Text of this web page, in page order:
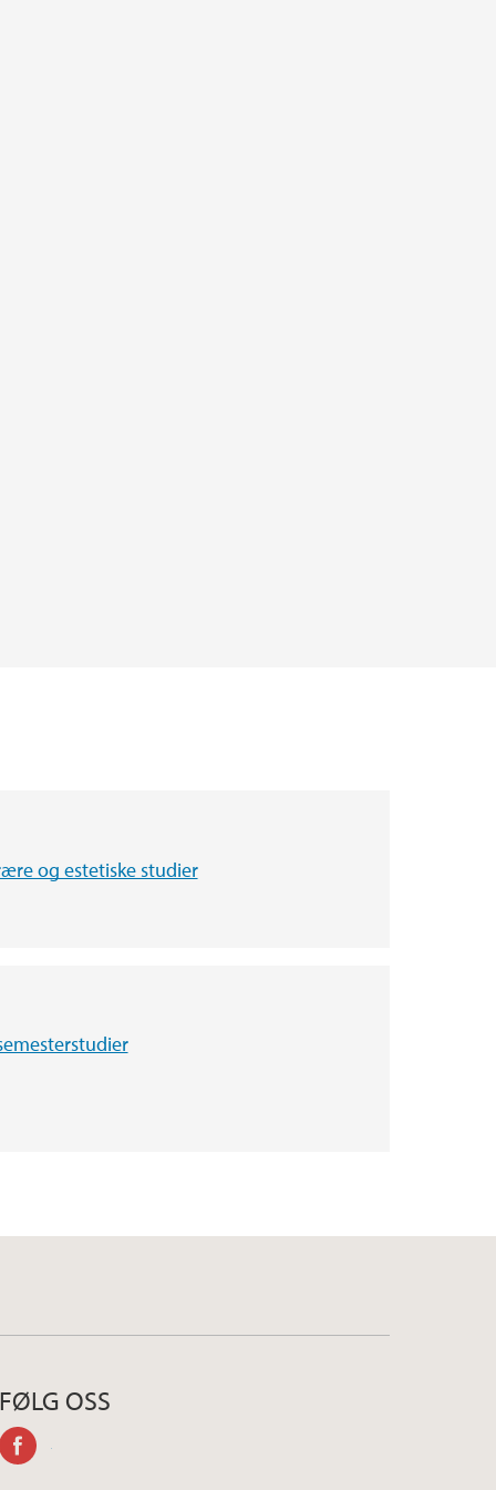
og estetiske studier
FØLG OSS